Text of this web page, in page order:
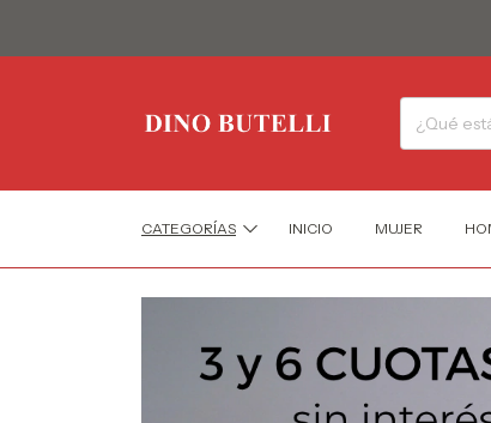
CATEGORÍAS INICIO MUJER